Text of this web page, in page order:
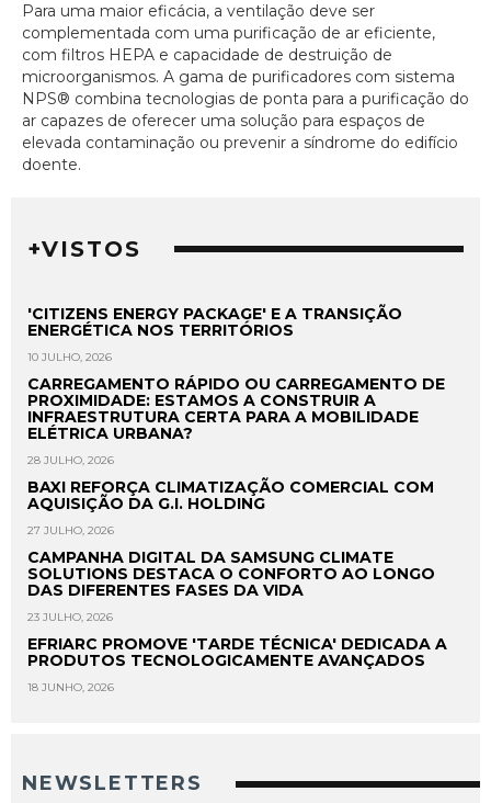
Para uma maior eficácia, a ventilação deve ser
complementada com uma purificação de ar eficiente,
com filtros HEPA e capacidade de destruição de
microorganismos. A gama de purificadores com sistema
NPS® combina tecnologias de ponta para a purificação do
ar capazes de oferecer uma solução para espaços de
elevada contaminação ou prevenir a síndrome do edifício
doente.
+VISTOS
'CITIZENS ENERGY PACKAGE' E A TRANSIÇÃO
ENERGÉTICA NOS TERRITÓRIOS
10 JULHO, 2026
CARREGAMENTO RÁPIDO OU CARREGAMENTO DE
PROXIMIDADE: ESTAMOS A CONSTRUIR A
INFRAESTRUTURA CERTA PARA A MOBILIDADE
ELÉTRICA URBANA?
28 JULHO, 2026
BAXI REFORÇA CLIMATIZAÇÃO COMERCIAL COM
AQUISIÇÃO DA G.I. HOLDING
27 JULHO, 2026
CAMPANHA DIGITAL DA SAMSUNG CLIMATE
SOLUTIONS DESTACA O CONFORTO AO LONGO
DAS DIFERENTES FASES DA VIDA
23 JULHO, 2026
EFRIARC PROMOVE 'TARDE TÉCNICA' DEDICADA A
PRODUTOS TECNOLOGICAMENTE AVANÇADOS
18 JUNHO, 2026
NEWSLETTERS